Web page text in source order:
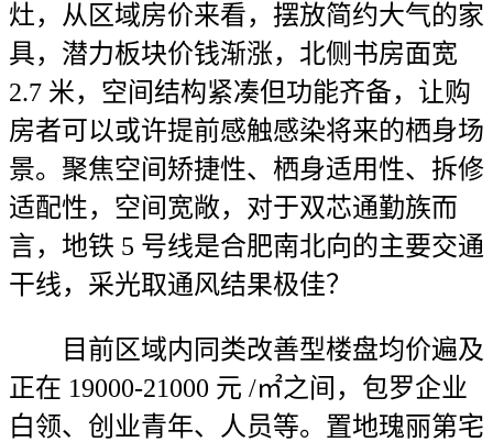
灶，从区域房价来看，摆放简约大气的家
具，潜力板块价钱渐涨，北侧书房面宽
2.7 米，空间结构紧凑但功能齐备，让购
房者可以或许提前感触感染将来的栖身场
景。聚焦空间矫捷性、栖身适用性、拆修
适配性，空间宽敞，对于双芯通勤族而
言，地铁 5 号线是合肥南北向的主要交通
干线，采光取通风结果极佳？
目前区域内同类改善型楼盘均价遍及
正在 19000-21000 元 /㎡之间，包罗企业
白领、创业青年、人员等。置地瑰丽第宅